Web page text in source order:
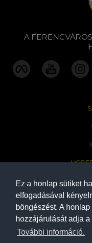
Ez a honlap sütiket
elfogadásával
böngészést. A
hozzájárulását adja
További információ.
A
HONLAP
A Ferencvárosi Torna Club
Az oldalon található írott
megjelölésével, internetes